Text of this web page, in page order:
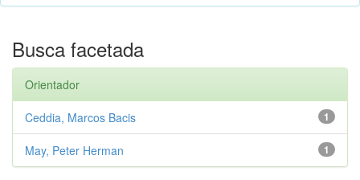
Busca facetada
Orientador
1
Ceddia, Marcos Bacis
1
May, Peter Herman